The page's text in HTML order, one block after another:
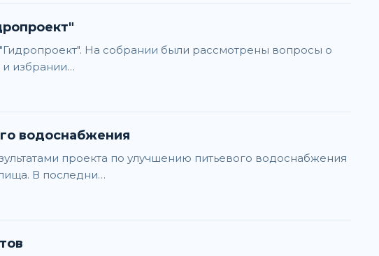
На собрании были рассмотрены вопросы о
избрании…
водоснабжения
проекта по улучшению питьевого водоснабжения
В последни…